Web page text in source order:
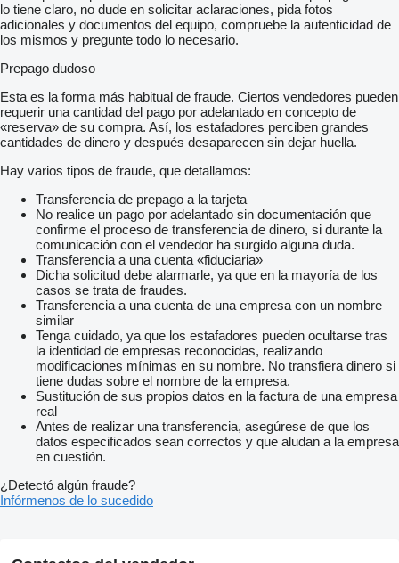
lo tiene claro, no dude en solicitar aclaraciones, pida fotos
adicionales y documentos del equipo, compruebe la autenticidad de
los mismos y pregunte todo lo necesario.
Prepago dudoso
Esta es la forma más habitual de fraude. Ciertos vendedores pueden
requerir una cantidad del pago por adelantado en concepto de
«reserva» de su compra. Así, los estafadores perciben grandes
cantidades de dinero y después desaparecen sin dejar huella.
Hay varios tipos de fraude, que detallamos:
Transferencia de prepago a la tarjeta
No realice un pago por adelantado sin documentación que
confirme el proceso de transferencia de dinero, si durante la
comunicación con el vendedor ha surgido alguna duda.
Transferencia a una cuenta «fiduciaria»
Dicha solicitud debe alarmarle, ya que en la mayoría de los
casos se trata de fraudes.
Transferencia a una cuenta de una empresa con un nombre
similar
Tenga cuidado, ya que los estafadores pueden ocultarse tras
la identidad de empresas reconocidas, realizando
modificaciones mínimas en su nombre. No transfiera dinero si
tiene dudas sobre el nombre de la empresa.
Sustitución de sus propios datos en la factura de una empresa
real
Antes de realizar una transferencia, asegúrese de que los
datos especificados sean correctos y que aludan a la empresa
en cuestión.
¿Detectó algún fraude?
Infórmenos de lo sucedido